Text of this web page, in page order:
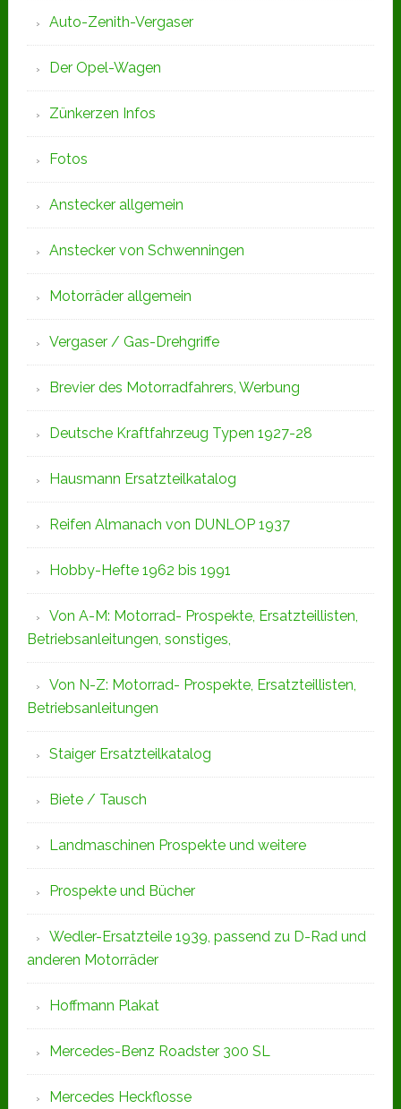
Auto-Zenith-Vergaser
Der Opel-Wagen
Zünkerzen Infos
Fotos
Anstecker allgemein
Anstecker von Schwenningen
Motorräder allgemein
Vergaser / Gas-Drehgriffe
Brevier des Motorradfahrers, Werbung
Deutsche Kraftfahrzeug Typen 1927-28
Hausmann Ersatzteilkatalog
Reifen Almanach von DUNLOP 1937
Hobby-Hefte 1962 bis 1991
Von A-M: Motorrad- Prospekte, Ersatzteillisten,
Betriebsanleitungen, sonstiges,
Von N-Z: Motorrad- Prospekte, Ersatzteillisten,
Betriebsanleitungen
Staiger Ersatzteilkatalog
Biete / Tausch
Landmaschinen Prospekte und weitere
Prospekte und Bücher
Wedler-Ersatzteile 1939, passend zu D-Rad und
anderen Motorräder
Hoffmann Plakat
Mercedes-Benz Roadster 300 SL
Mercedes Heckflosse